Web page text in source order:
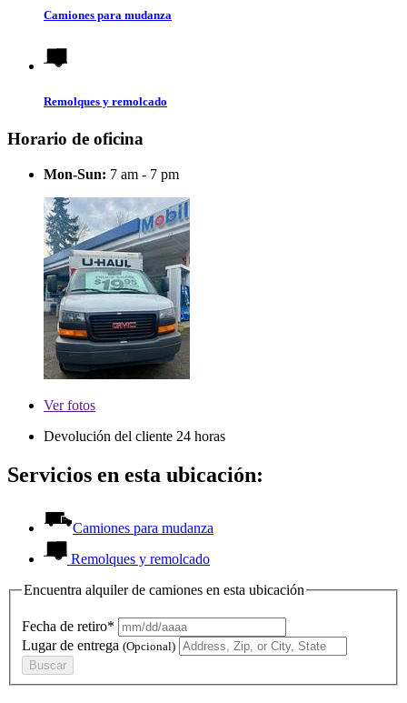
Camiones para mudanza
Remolques y remolcado
Horario de oficina
Mon-Sun: 7 am - 7 pm
Verfotos
Devolución del cliente 24 horas
Servicios en esta ubicación:
Camiones para mudanza
Remolques y remolcado
Encuentra alquiler de camiones en esta ubicación
Fecha de retiro*
Lugar de entrega (Opcional)
Buscar